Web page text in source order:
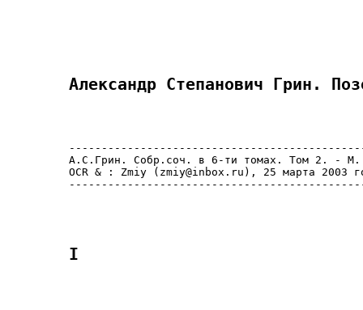
А.С.Грин. Собр.соч. в 6-ти томах. Том 2. -
OCR & : Zmiy (zmiy@inbox.ru), 25 марта 2003